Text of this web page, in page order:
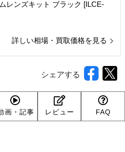
レンズキット ブラック [ILCE-
詳しい相場・買取価格を見る
シェアする
画・記事 レビュー FAQ